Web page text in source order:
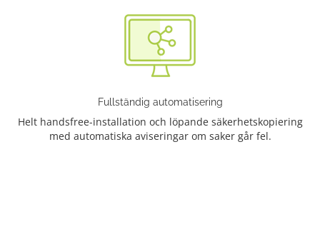
Fullständig automatisering
Helt handsfree-installation och löpande säkerhetskopiering
med automatiska aviseringar om saker går fel.